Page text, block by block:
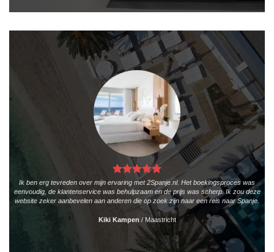
Ik ben erg tevreden over mijn ervaring met 2Spanje.nl. Het boekingsproces was
eenvoudig, de klantenservice was behulpzaam en de prijs was scherp. Ik zou deze
website zeker aanbevelen aan anderen die op zoek zijn naar een reis naar Spanje.
Kiki Kampen /Maastricht